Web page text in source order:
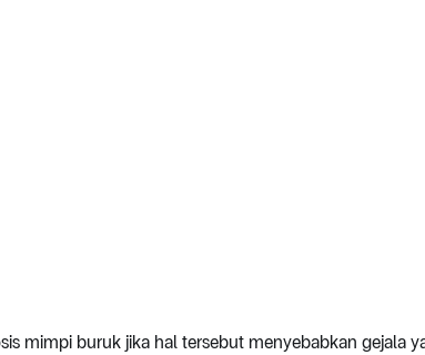
mimpi buruk jika hal tersebut menyebabkan gejala